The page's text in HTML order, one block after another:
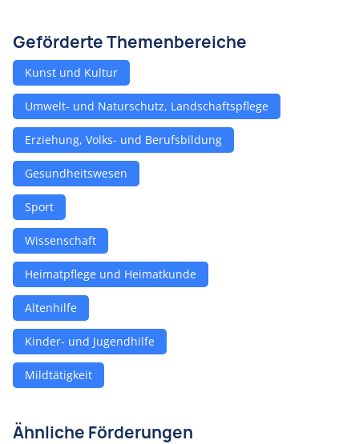
Geförderte Themenbereiche
Kunst und Kultur
Umwelt- und Naturschutz, Landschaftspflege
Erziehung, Volks- und Berufsbildung
Gesundheitswesen
Sport
Wissenschaft
Heimatpflege und Heimatkunde
Altenhilfe
Kinder- und Jugendhilfe
Mildtätigkeit
Ähnliche Förderungen